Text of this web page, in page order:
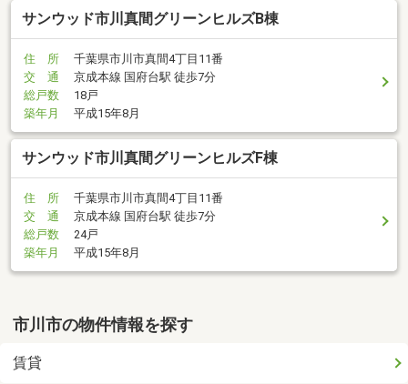
サンウッド市川真間グリーンヒルズB棟
住 所
千葉県市川市真間4丁目11番
交 通
京成本線 国府台駅 徒歩7分
総戸数
18戸
築年月
平成15年8月
サンウッド市川真間グリーンヒルズF棟
住 所
千葉県市川市真間4丁目11番
交 通
京成本線 国府台駅 徒歩7分
総戸数
24戸
築年月
平成15年8月
市川市の物件情報を探す
賃貸